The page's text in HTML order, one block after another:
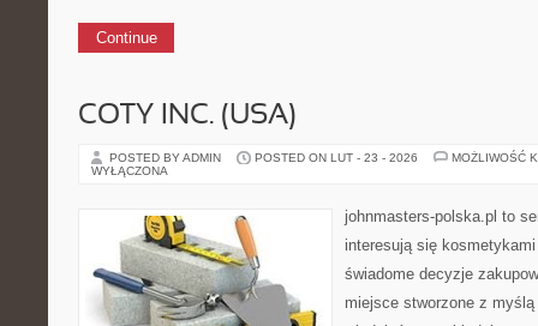
Continue
COTY INC. (USA)
POSTED BY ADMIN POSTED ON LUT - 23 - 2026
MOŻLIWOŚĆ
WYŁĄCZONA
johnmasters-polska.pl to
interesują się
świadome decyzje
miejsce stworzone z